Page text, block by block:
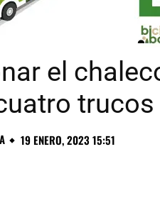
el
trucos
19 ENERO, 2023 15:51